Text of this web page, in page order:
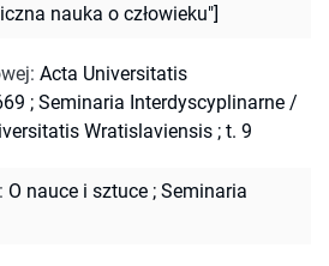
nauka o człowieku"]
: Acta Universitatis
; Seminaria Interdyscyplinarne /
Wratislaviensis ; t. 9
: O nauce i sztuce ; Seminaria